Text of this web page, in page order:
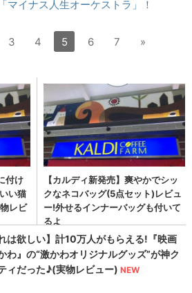
マイナス人生オーケストラ」！
3 4 5 6 7 »